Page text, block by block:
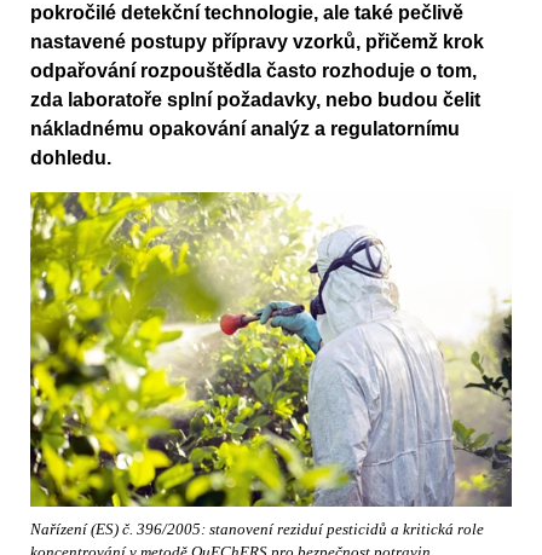
pokročilé detekční technologie, ale také pečlivě
nastavené postupy přípravy vzorků, přičemž krok
odpařování rozpouštědla často rozhoduje o tom,
zda laboratoře splní požadavky, nebo budou čelit
nákladnému opakování analýz a regulatornímu
dohledu.
Nařízení (ES) č. 396/2005: stanovení reziduí pesticidů a kritická role